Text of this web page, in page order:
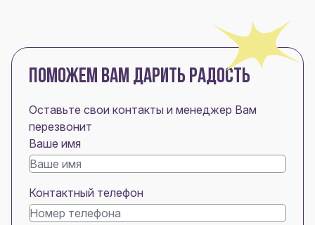
ПОМОЖЕМ ВАМ ДАРИТЬ РАДОСТЬ
Оставьте свои контакты и менеджер Вам
перезвонит
Ваше имя
Контактный телефон